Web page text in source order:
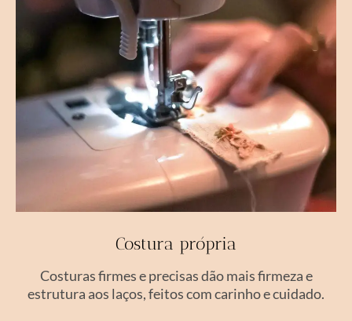
Costura própria
Costuras firmes e precisas dão mais firmeza e
estrutura aos laços, feitos com carinho e cuidado.